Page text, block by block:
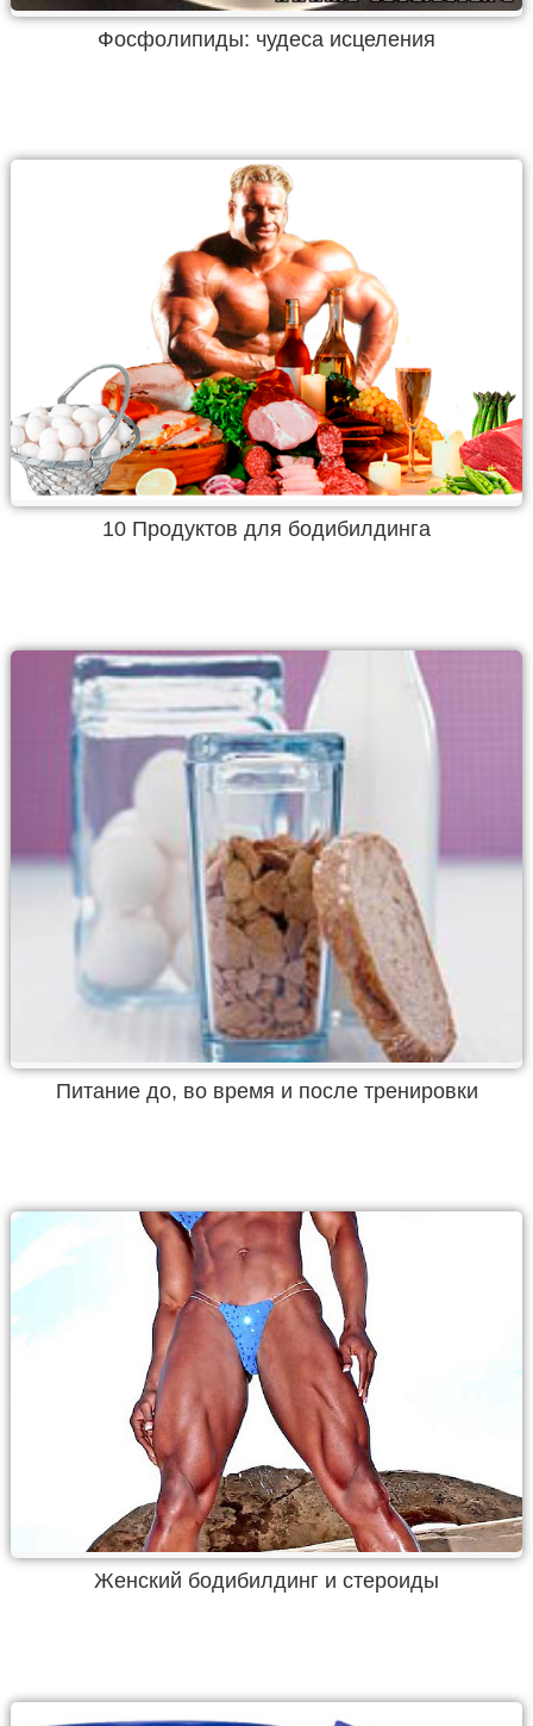
Фосфолипиды: чудеса исцеления
10 Продуктов для бодибилдинга
Питание до, во время и после тренировки
Женский бодибилдинг и стероиды